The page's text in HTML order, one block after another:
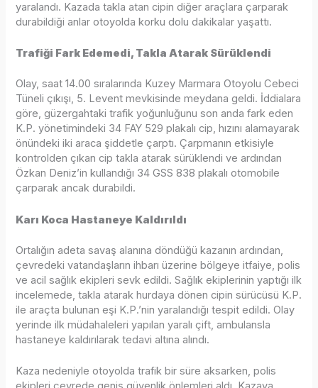
yaralandı. Kazada takla atan cipin diğer araçlara çarparak
durabildiği anlar otoyolda korku dolu dakikalar yaşattı.
Trafiği Fark Edemedi, Takla Atarak Sürüklendi
Olay, saat 14.00 sıralarında Kuzey Marmara Otoyolu Cebeci
Tüneli çıkışı, 5. Levent mevkisinde meydana geldi. İddialara
göre, güzergahtaki trafik yoğunluğunu son anda fark eden
K.P. yönetimindeki 34 FAY 529 plakalı cip, hızını alamayarak
önündeki iki araca şiddetle çarptı. Çarpmanın etkisiyle
kontrolden çıkan cip takla atarak sürüklendi ve ardından
Özkan Deniz’in kullandığı 34 GSS 838 plakalı otomobile
çarparak ancak durabildi.
Karı Koca Hastaneye Kaldırıldı
Ortalığın adeta savaş alanına döndüğü kazanın ardından,
çevredeki vatandaşların ihbarı üzerine bölgeye itfaiye, polis
ve acil sağlık ekipleri sevk edildi. Sağlık ekiplerinin yaptığı ilk
incelemede, takla atarak hurdaya dönen cipin sürücüsü K.P.
ile araçta bulunan eşi K.P.’nin yaralandığı tespit edildi. Olay
yerinde ilk müdahaleleri yapılan yaralı çift, ambulansla
hastaneye kaldırılarak tedavi altına alındı.
Kaza nedeniyle otoyolda trafik bir süre aksarken, polis